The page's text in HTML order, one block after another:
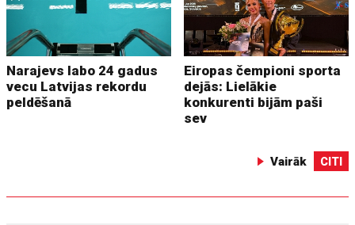
Narajevs labo 24 gadus
vecu Latvijas rekordu
peldēšanā
Eiropas čempioni sporta
dejās: Lielākie
konkurenti bijām paši
sev
Vairāk CITI